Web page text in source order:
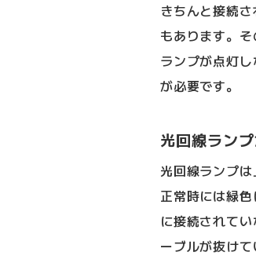
きちんと接続
もあります。
ランプが点灯
が必要です。
光回線ラン
光回線ランプ
正常時には緑
に接続されて
ーブルが抜け